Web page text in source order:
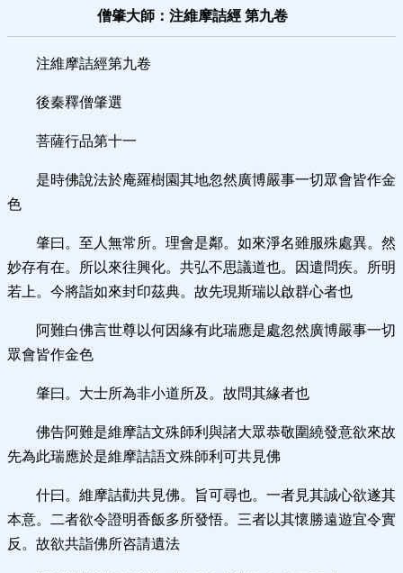
僧肇大師：注維摩詰經 第九卷
注維摩詰經第九卷
後秦釋僧肇選
菩薩行品第十一
是時佛說法於庵羅樹園其地忽然廣博嚴事一切眾會皆作金
色
肇曰。至人無常所。理會是鄰。如來淨名雖服殊處異。然
妙存有在。所以來往興化。共弘不思議道也。因遣問疾。所明
若上。今將詣如來封印茲典。故先現斯瑞以啟群心者也
阿難白佛言世尊以何因緣有此瑞應是處忽然廣博嚴事一切
眾會皆作金色
肇曰。大士所為非小道所及。故問其緣者也
佛告阿難是維摩詰文殊師利與諸大眾恭敬圍繞發意欲來故
先為此瑞應於是維摩詰語文殊師利可共見佛
什曰。維摩詰勸共見佛。旨可尋也。一者見其誠心欲遂其
本意。二者欲令證明香飯多所發悟。三者以其懷勝遠遊宜令實
反。故欲共詣佛所咨請遺法